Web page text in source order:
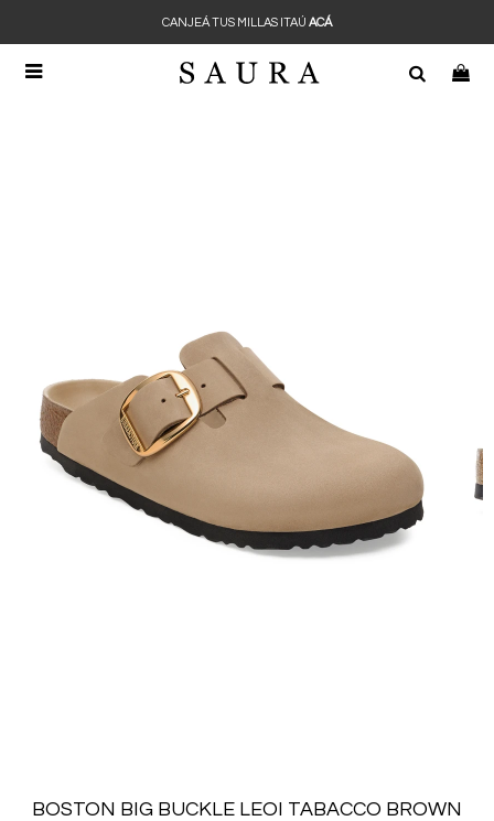

CANJEÁ TUS MILLAS ITAÚ ACÁ
BOSTON BIG BUCKLE LEOI TABACCO BROWN